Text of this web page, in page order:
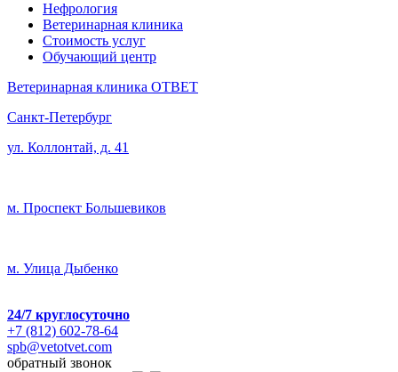
Нефрология
Ветеринарная клиника
Стоимость услуг
Обучающий центр
Ветеринарная клиника ОТВЕТ
Санкт-Петербург
ул. Коллонтай, д. 41
м. Проспект Большевиков
м. Улица Дыбенко
24/7 круглосуточно
+7 (812) 602-78-64
spb@vetotvet.com
обратный звонок